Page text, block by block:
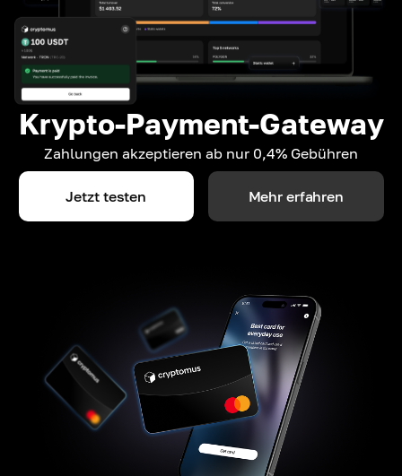
Krypto-Payment-Gateway
Zahlungen akzeptieren ab nur 0,4% Gebühren
Jetzt testen Mehr erfahren